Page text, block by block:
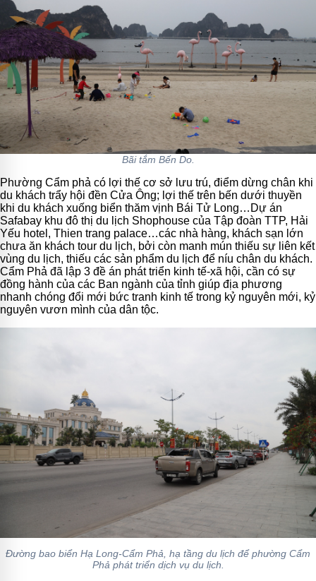
Bãi tắm Bến Do.
Phường Cẩm phả có lợi thế cơ sở lưu trú, điểm dừng chân khi
du khách trẩy hội đền Cửa Ông; lợi thế trên bến dưới thuyền
khi du khách xuống biển thăm vịnh Bái Tử Long…Dự án
Safabay khu đô thị du lịch Shophouse của Tập đoàn TTP, Hải
Yếu hotel, Thien trang palace…các nhà hàng, khách sạn lớn
chưa ăn khách tour du lịch, bởi còn manh mún thiếu sự liên kết
vùng du lịch, thiếu các sản phẩm du lịch để níu chân du khách.
Cẩm Phả đã lập 3 đề án phát triển kinh tế-xã hội, cần có sự
đồng hành của các Ban ngành của tỉnh giúp địa phương
nhanh chóng đổi mới bức tranh kinh tế trong kỷ nguyên mới, kỷ
nguyên vươn mình của dân tộc.
Đường bao biển Hạ Long-Cẩm Phả, hạ tầng du lịch để phường Cẩm
Phả phát triển dịch vụ du lịch.